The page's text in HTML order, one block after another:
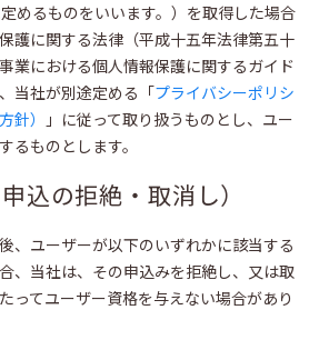
めるものをいいます。）を取得した場合
護に関する法律（平成十五年法律第五十
業における個人情報保護に関するガイド
当社が別途定める「プライバシーポリシ
針）
」に従って取り扱うものとし、ユー
るものとします。
込の拒絶・取消し）
、ユーザーが以下のいずれかに該当する
、当社は、その申込みを拒絶し、又は取
ってユーザー資格を与えない場合があり